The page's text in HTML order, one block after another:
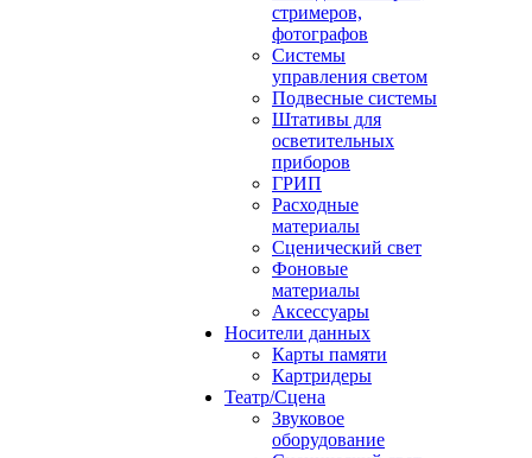
стримеров,
фотографов
Системы
управления светом
Подвесные системы
Штативы для
осветительных
приборов
ГРИП
Расходные
материалы
Сценический свет
Фоновые
материалы
Аксессуары
Носители данных
Карты памяти
Картридеры
Театр/Сцена
Звуковое
оборудование